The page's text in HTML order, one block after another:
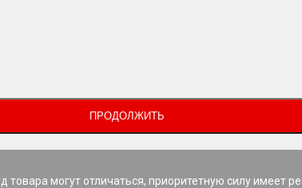
ПРОДОЛЖИТЬ
могут отличаться, приоритетную силу имеет